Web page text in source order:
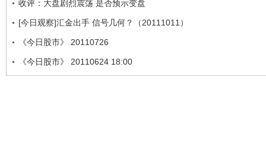
收评：大盘剧烈震荡 是否预示变盘
[今日观察]汇金出手 信号几何？（20111011）
《今日股市》 20110726
《今日股市》 20110624 18:00